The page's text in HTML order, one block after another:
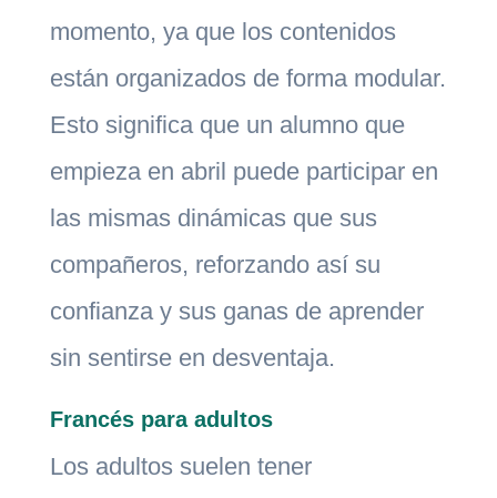
momento, ya que los contenidos
están organizados de forma modular.
Esto significa que un alumno que
empieza en abril puede participar en
las mismas dinámicas que sus
compañeros, reforzando así su
confianza y sus ganas de aprender
sin sentirse en desventaja.
Francés para adultos
Los adultos suelen tener